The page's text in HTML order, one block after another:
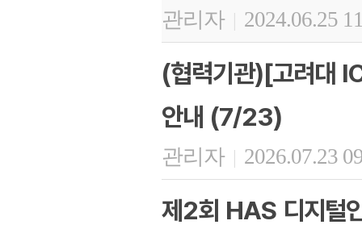
관리자 | 2024.06.25
(협력기관)[고려대
안내 (7/23)
관리자 | 2026.07.23
제2회 HAS 디지털